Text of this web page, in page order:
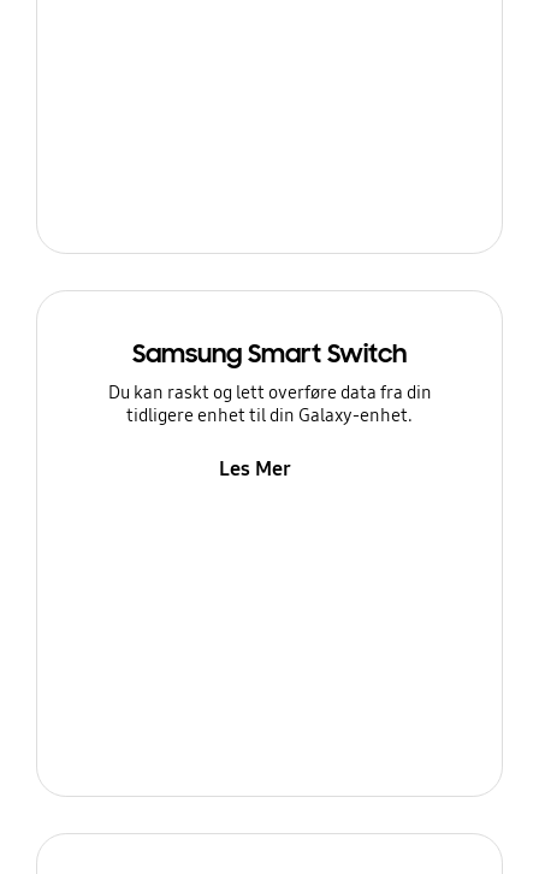
Samsung Smart Switch
Du kan raskt og lett overføre data fra din
tidligere enhet til din Galaxy-enhet.
Les Mer